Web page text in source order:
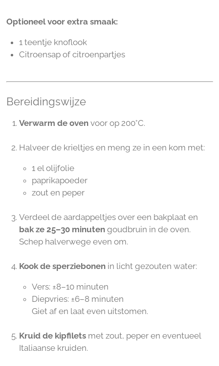
Optioneel voor extra smaak:
1 teentje knoflook
Citroensap of citroenpartjes
Bereidingswijze
Verwarm de ovenvoor op 200°C.
Halveer de krieltjes en meng ze in een kom met:
1 el olijfolie
paprikapoeder
zout en peper
Verdeel de aardappeltjes over een bakplaat en
bak ze 25–30 minutengoudbruin in de oven.
Schep halverwege even om.
Kook de sperziebonenin licht gezouten water:
Vers: ±8–10 minuten
Diepvries: ±6–8 minuten
Giet af en laat even uitstomen.
Kruid de kipfiletsmet zout, peper en eventueel
Italiaanse kruiden.